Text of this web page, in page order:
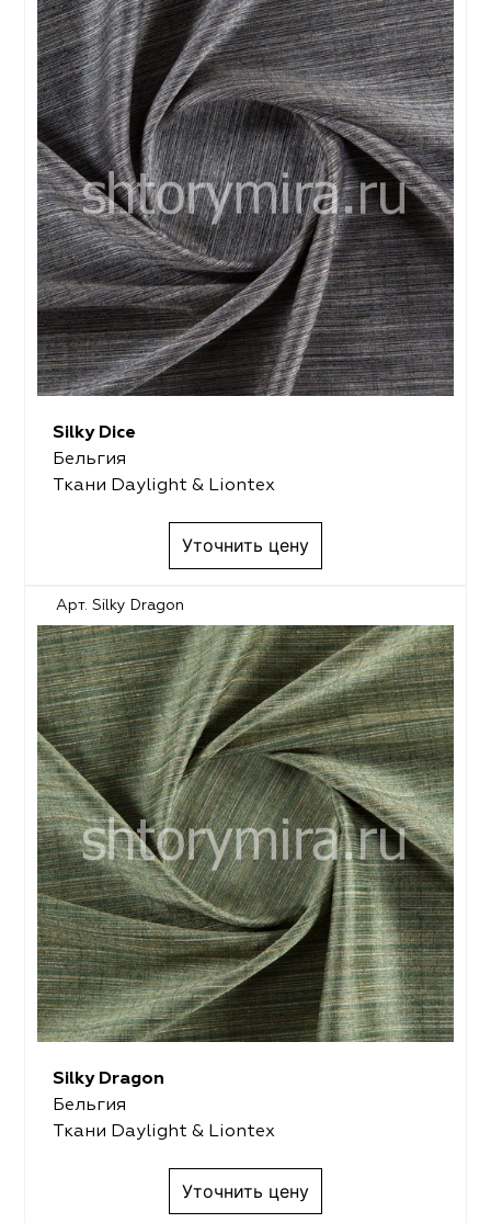
Silky Dice
Бельгия
Ткани Daylight & Liontex
Уточнить цену
Арт. Silky Dragon
Silky Dragon
Бельгия
Ткани Daylight & Liontex
Уточнить цену